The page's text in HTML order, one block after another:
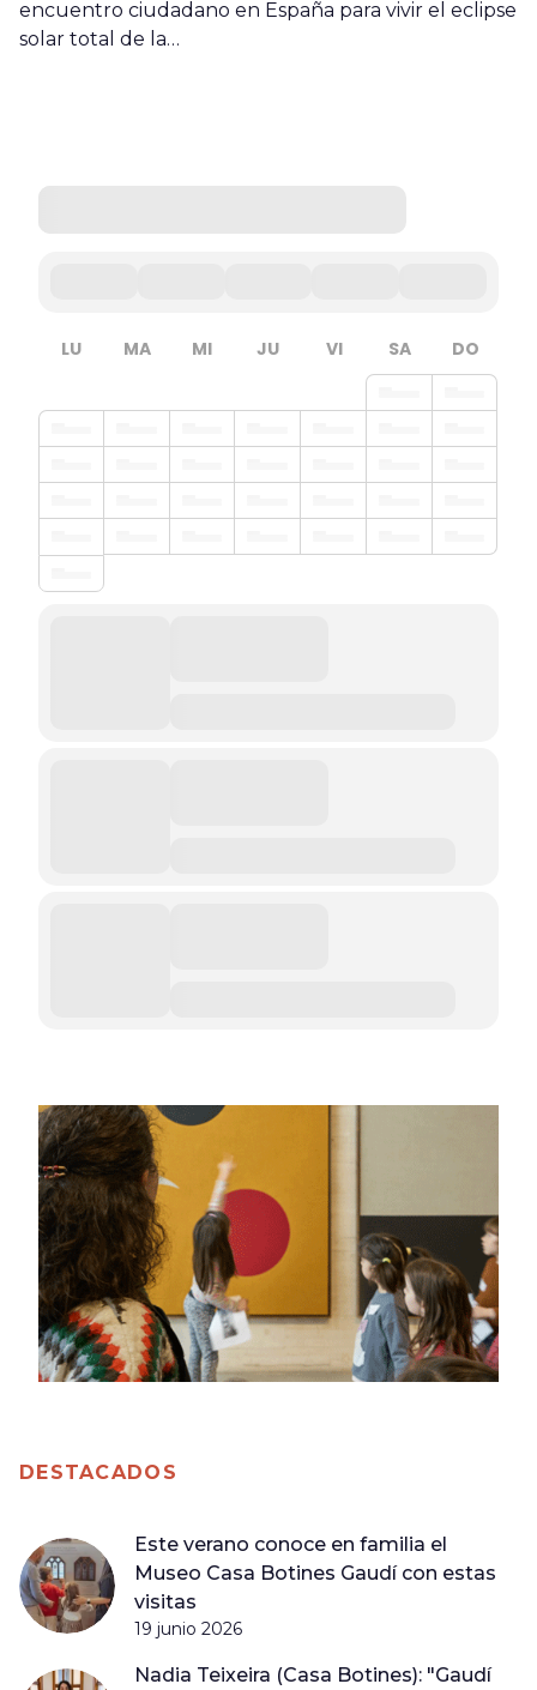
encuentro ciudadano en España para vivir el eclipse
solar total de la…
LU MA MI JU VI SA DO
DESTACADOS
Este verano conoce en familia el
Museo Casa Botines Gaudí con estas
visitas
19 junio 2026
Nadia Teixeira (Casa Botines): "Gaudí